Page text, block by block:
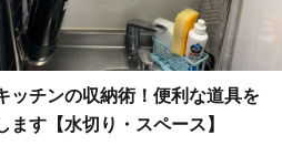
ッチンの収納術！便利な道具を
ます【水切り・スペース】